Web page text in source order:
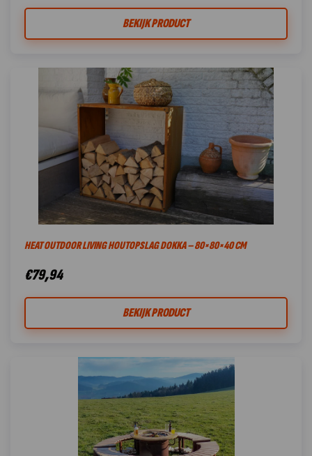
BEKIJK PRODUCT
HEAT OUTDOOR LIVING HOUTOPSLAG DOKKA – 80×80×40 CM
€79,94
BEKIJK PRODUCT